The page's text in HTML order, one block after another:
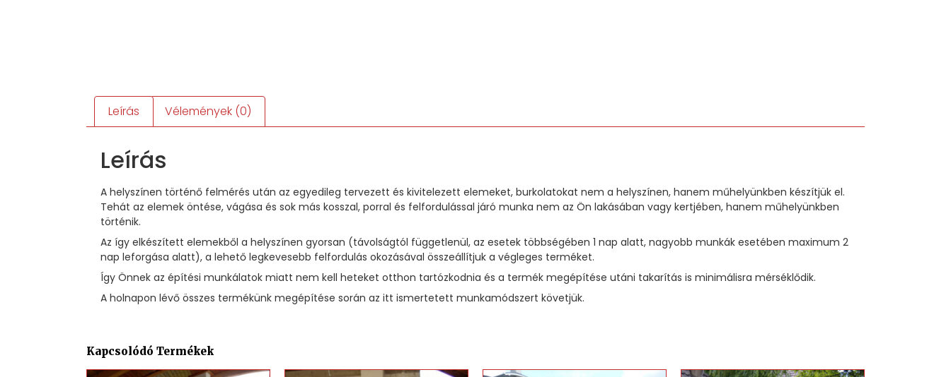
Leírás Vélemények (0)
Leírás
A helyszínen történő felmérés után az egyedileg tervezett és kivitelezett elemeket, burkolatokat nem a helyszínen, hanem műhelyünkben készítjük el.
Tehát az elemek öntése, vágása és sok más kosszal, porral és felfordulással járó munka nem az Ön lakásában vagy kertjében, hanem műhelyünkben
történik.
Az így elkészített elemekből a helyszínen gyorsan (távolságtól függetlenül, az esetek többségében 1 nap alatt, nagyobb munkák esetében maximum 2
nap leforgása alatt), a lehető legkevesebb felfordulás okozásával összeállítjuk a végleges terméket.
Így Önnek az építési munkálatok miatt nem kell heteket otthon tartózkodnia és a termék megépítése utáni takarítás is minimálisra mérséklődik.
A holnapon lévő összes termékünk megépítése során az itt ismertetett munkamódszert követjük.
Kapcsolódó Termékek